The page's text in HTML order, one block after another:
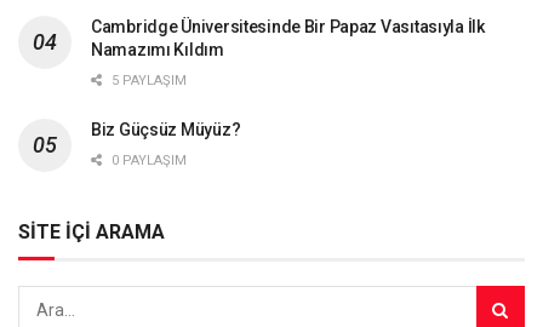
Cambridge Üniversitesinde Bir Papaz Vasıtasıyla İlk
Namazımı Kıldım
5 PAYLAŞIM
Biz Güçsüz Müyüz?
0 PAYLAŞIM
SİTE İÇİ ARAMA